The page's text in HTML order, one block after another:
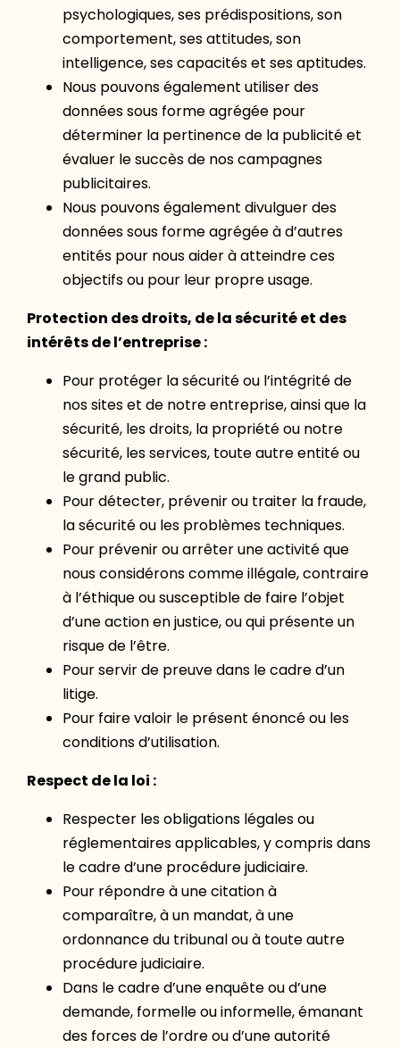
psychologiques, ses prédispositions, son
comportement, ses attitudes, son
intelligence, ses capacités et ses aptitudes.
Nous pouvons également utiliser des
données sous forme agrégée pour
déterminer la pertinence de la publicité et
évaluer le succès de nos campagnes
publicitaires.
Nous pouvons également divulguer des
données sous forme agrégée à d’autres
entités pour nous aider à atteindre ces
objectifs ou pour leur propre usage.
Protection des droits, de la sécurité et des
intérêts de l’entreprise :
Pour protéger la sécurité ou l’intégrité de
nos sites et de notre entreprise, ainsi que la
sécurité, les droits, la propriété ou notre
sécurité, les services, toute autre entité ou
le grand public.
Pour détecter, prévenir ou traiter la fraude,
la sécurité ou les problèmes techniques.
Pour prévenir ou arrêter une activité que
nous considérons comme illégale, contraire
à l’éthique ou susceptible de faire l’objet
d’une action en justice, ou qui présente un
risque de l’être.
Pour servir de preuve dans le cadre d’un
litige.
Pour faire valoir le présent énoncé ou les
conditions d’utilisation.
Respect de la loi :
Respecter les obligations légales ou
réglementaires applicables, y compris dans
le cadre d’une procédure judiciaire.
Pour répondre à une citation à
comparaître, à un mandat, à une
ordonnance du tribunal ou à toute autre
procédure judiciaire.
Dans le cadre d’une enquête ou d’une
demande, formelle ou informelle, émanant
des forces de l’ordre ou d’une autorité